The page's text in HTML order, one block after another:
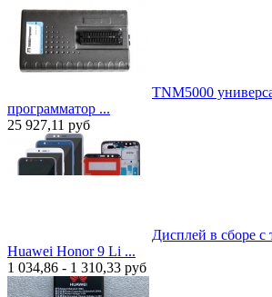
TNM5000
программатор ...
25 927,11 руб
Дисплей в сборе с
Huawei Honor 9 Li ...
1 034,86 - 1 310,33 руб